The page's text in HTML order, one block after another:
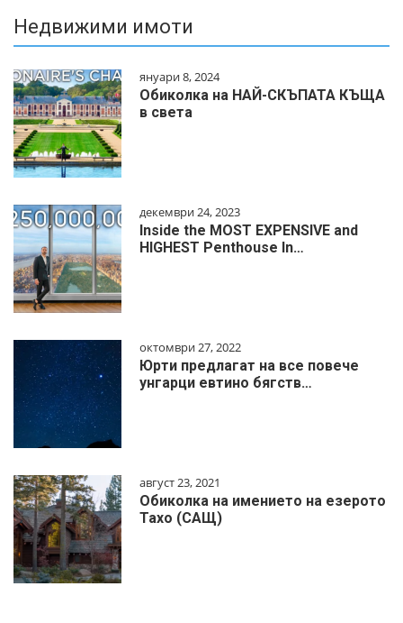
Недвижими имоти
януари 8, 2024
Обиколка на НАЙ-СКЪПАТА КЪЩА
в света
декември 24, 2023
Inside the MOST EXPENSIVE and
HIGHEST Penthouse In…
октомври 27, 2022
Юрти предлагат на все повече
унгарци евтино бягств…
август 23, 2021
Обиколка на имението на езерото
Тахо (САЩ)